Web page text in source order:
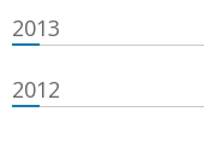
2013
2012